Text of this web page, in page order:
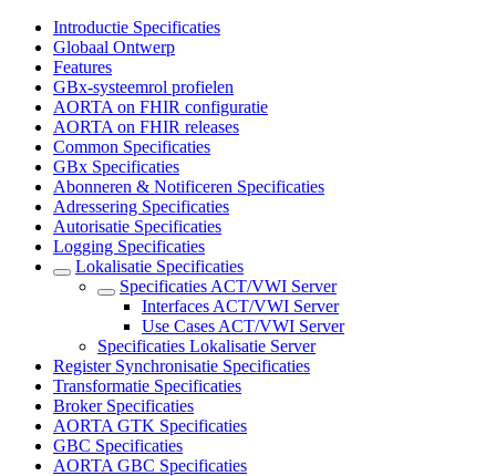
Introductie Specificaties
Globaal Ontwerp
Features
GBx-systeemrol profielen
AORTA on FHIR configuratie
AORTA on FHIR releases
Common Specificaties
GBx Specificaties
Abonneren & Notificeren Specificaties
Adressering Specificaties
Autorisatie Specificaties
Logging Specificaties
Lokalisatie Specificaties
Specificaties ACT/VWI Server
Interfaces ACT/VWI Server
Use Cases ACT/VWI Server
Specificaties Lokalisatie Server
Register Synchronisatie Specificaties
Transformatie Specificaties
Broker Specificaties
AORTA GTK Specificaties
GBC Specificaties
AORTA GBC Specificaties